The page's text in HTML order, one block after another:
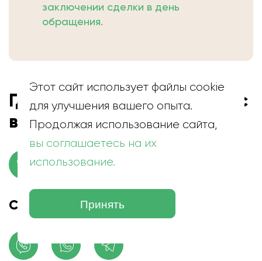
заключении сделки в день
обращения.
Где находится скупка волос
в Косшы
г. Косшы, ул. Республики
Свяжитесь с нами!
Этот сайт использует файлы cookie
для улучшения вашего опыта.
Продолжая использование сайта,
вы соглашаетесь на их
использование.
Принять